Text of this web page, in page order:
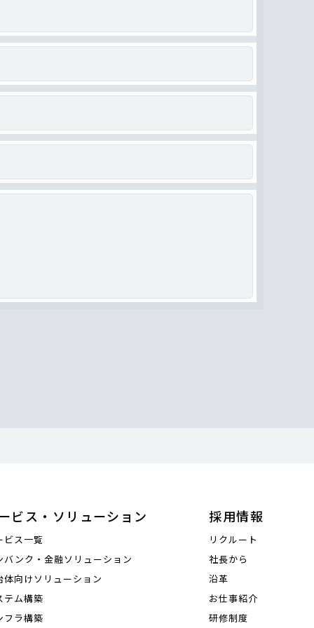
ビス・ソリューション
ビス一覧
バンク・金融ソリューション
体向けソリューション
テム構築
フラ構築
採用情報
リクルート
社長から
沿革
お仕事紹介
研修制度